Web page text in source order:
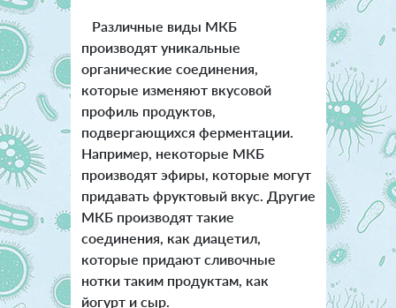
Различные виды МКБ
производят уникальные
органические соединения,
которые изменяют вкусовой
профиль продуктов,
подвергающихся ферментации.
Например, некоторые МКБ
производят эфиры, которые могут
придавать фруктовый вкус. Другие
МКБ производят такие
соединения, как диацетил,
которые придают сливочные
нотки таким продуктам, как
йогурт и сыр.